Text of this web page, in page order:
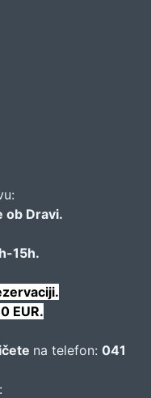
ob Dravi.
15h.
EUR.
na telefon: 041